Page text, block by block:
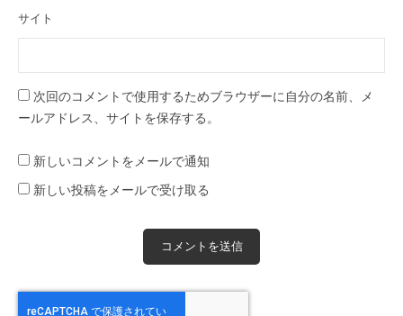
サイト
次回のコメントで使用するためブラウザーに自分の名前、メ
ールアドレス、サイトを保存する。
新しいコメントをメールで通知
新しい投稿をメールで受け取る